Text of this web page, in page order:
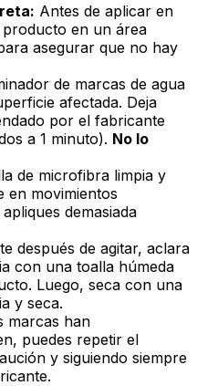
Antes de aplicar en
en un área
asegurar que no hay
de marcas de agua
afectada. Deja
por el fabricante
a 1 minuto). No lo
de microfibra limpia y
en movimientos
demasiada
después de agitar, aclara
con una toalla húmeda
Luego, seca con una
y seca.
marcas han
puedes repetir el
y siguiendo siempre